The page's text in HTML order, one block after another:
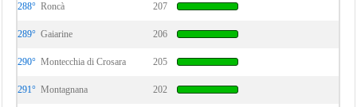
288° Roncà 207
289° Gaiarine 206
290° Montecchia di Crosara 205
291° Montagnana 202